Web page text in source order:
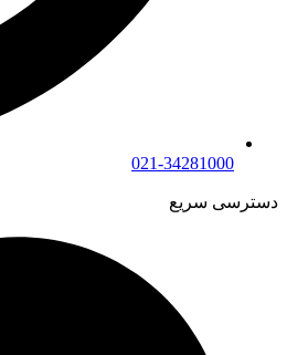
021-34281000
دسترسی سریع